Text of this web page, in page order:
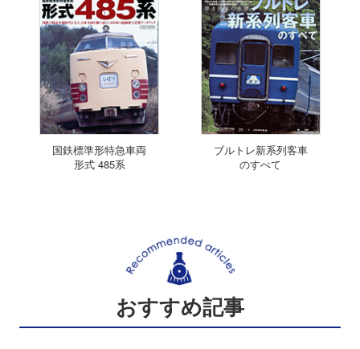
国鉄標準形特急車両
形式 485系
ブルトレ新系列客車
のすべて
おすすめ記事